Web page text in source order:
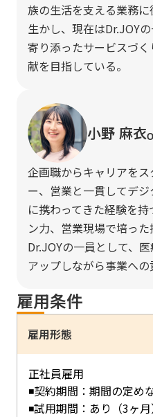
族の生活を支える業務
生かし、現在はDr.JOY
寄り添ったサービスづ
献を目指している。
小野 麻衣
企画職からキャリアを
ー、営業と一貫してデ
に携わってきた経験を
ン力、営業現場で培っ
Dr.JOYの一員として、
アップしながら事業への
雇用条件
雇用形態
正社員雇用
◾️契約期間：期間の定め
◾試用期間：あり（3ヶ月